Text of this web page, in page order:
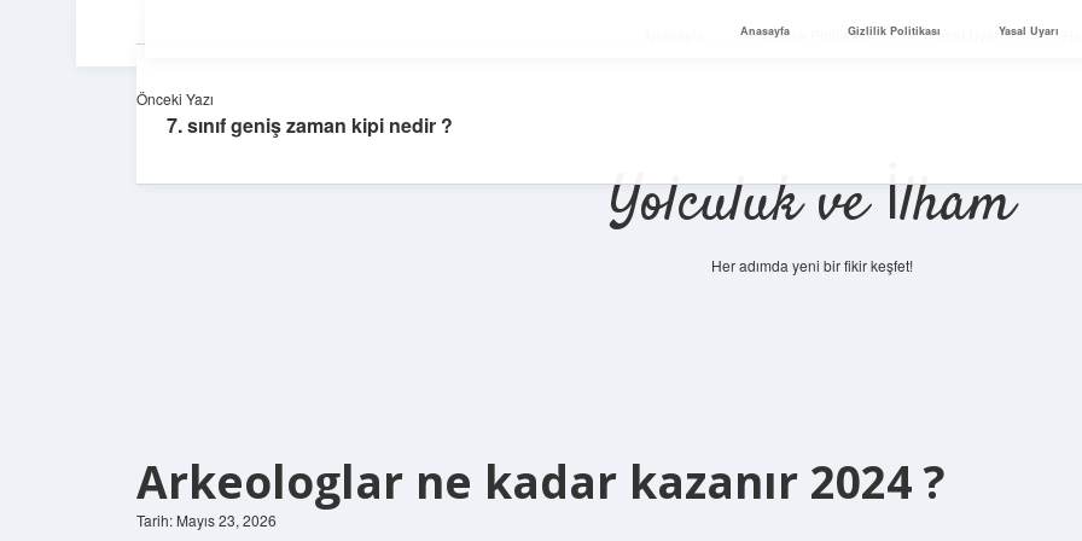
Gizlilik Politikası Yasal Uyarı
Yolculuk ve İlham
Her adımda yeni bir fikir keşfet!
Arkeologlar ne kadar kazanır 2024 ?
Tarih: Mayıs 23, 2026
Önceki Yazı
7. sınıf geniş zaman kipi nedir ?
Anasayfa Gizlilik Politikası Yasal Uyarı